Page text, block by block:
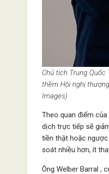
Chủ tịch Trung
thềm Hội nghị
Images)
Theo quan điểm của
dịch trực tiếp sẽ
tiền thật hoặc ngược
soát nhiều hơn, ít
Ông Welber Barral ,